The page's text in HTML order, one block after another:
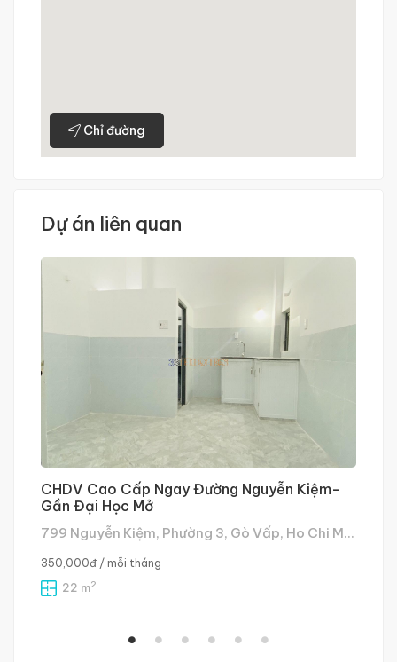
Chỉ đường
Dự án liên quan
CHDV Cao Cấp Ngay Đường Nguyễn Kiệm-
Gần Đại Học Mở
799 Nguyễn Kiệm, Phường 3, Gò Vấp, Ho Chi Minh City, Vietnam
350,000đ / mỗi tháng
22 m2